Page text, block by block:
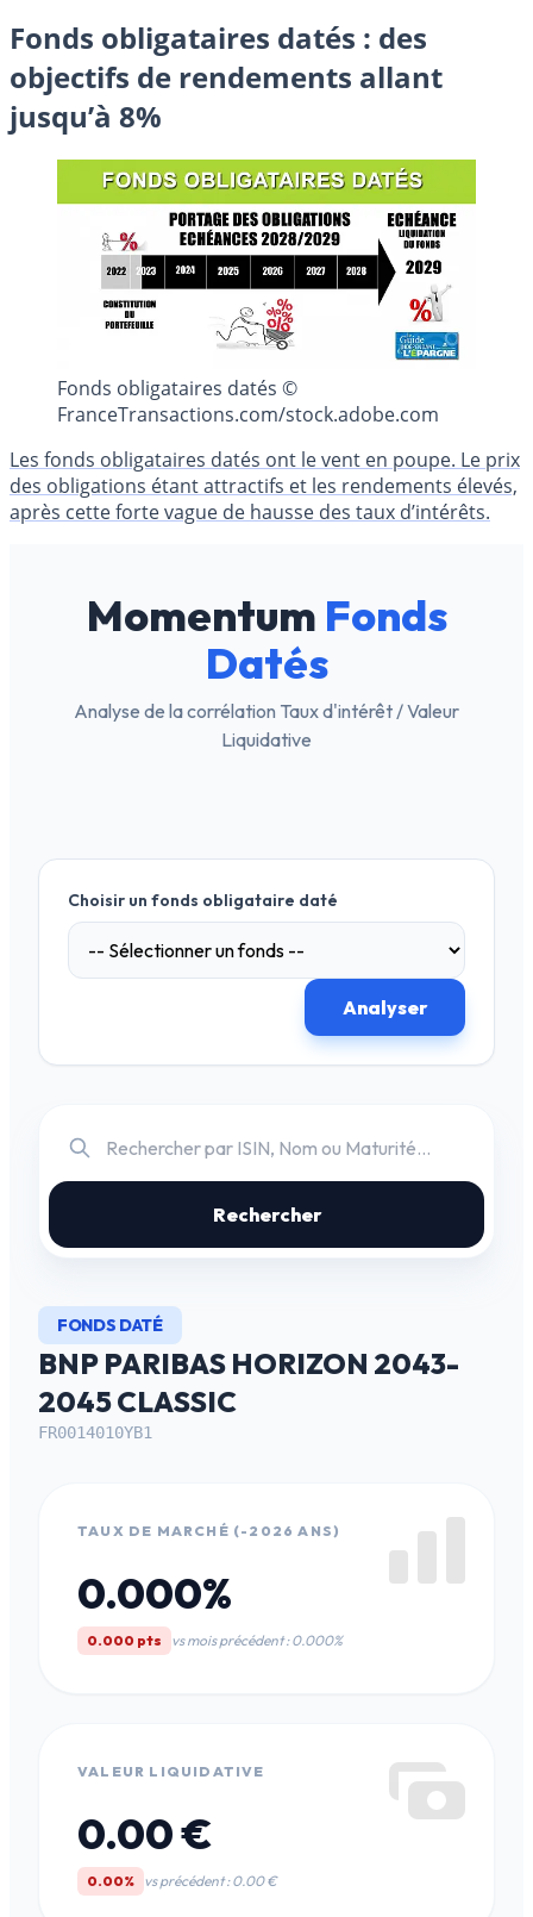
Fonds obligataires datés : des
objectifs de rendements allant
jusqu’à 8%
Fonds obligataires datés ©
FranceTransactions.com/stock.adobe.com
Les fonds obligataires datés ont le vent en poupe. Le prix
des obligations étant attractifs et les rendements élevés,
après cette forte vague de hausse des taux d’intérêts.